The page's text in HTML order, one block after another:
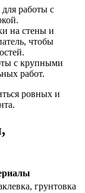
работы с
на стены и
чтобы
с крупными
работ.
ровных и
грунтовка